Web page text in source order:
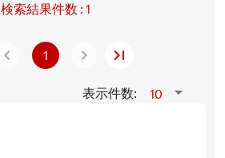
検索結果件数 : 1
1
表示件数: 10